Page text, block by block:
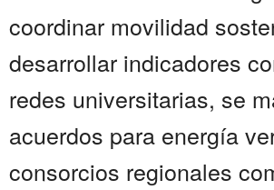
coordinar movilidad
desarrollar indicadores
redes universitarias, se
acuerdos para energía
consorcios regionales